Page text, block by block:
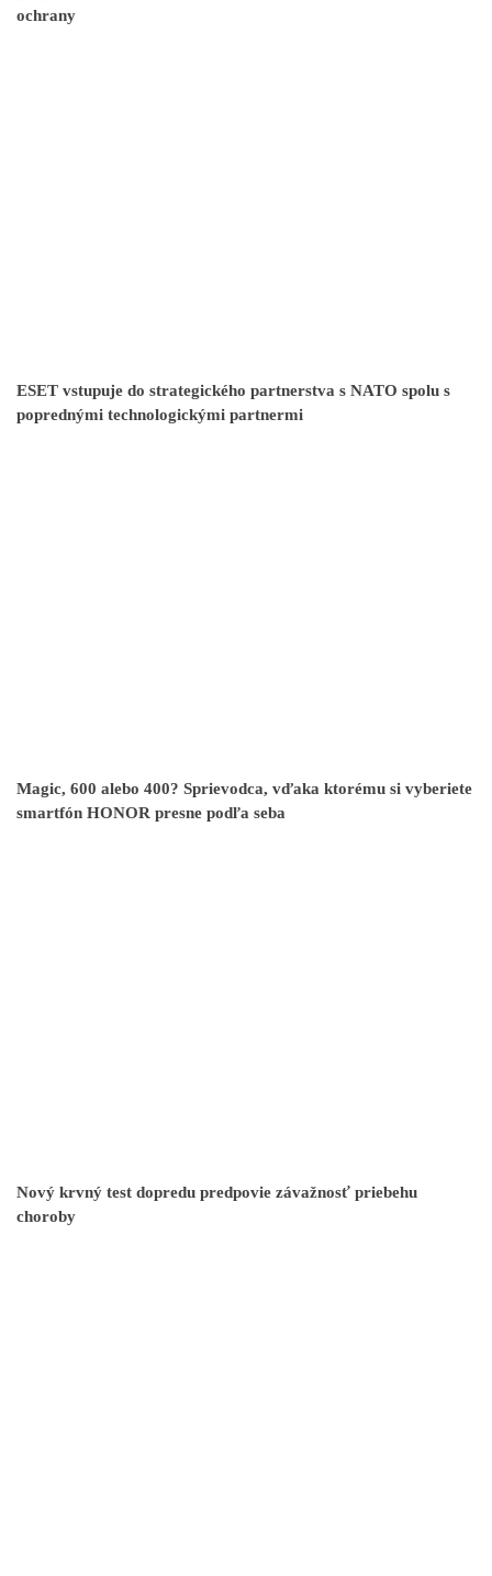
ochrany
ESET vstupuje do strategického partnerstva s NATO spolu s
poprednými technologickými partnermi
Magic, 600 alebo 400? Sprievodca, vďaka ktorému si vyberiete
smartfón HONOR presne podľa seba
Nový krvný test dopredu predpovie závažnosť priebehu
choroby